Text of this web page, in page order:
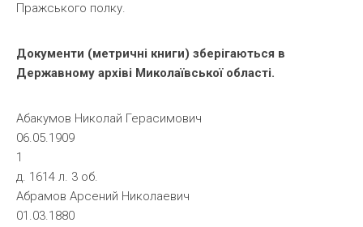
Пражського полку.
Документи (метричні книги) зберігаються в
Державному архіві Миколаївської області.
Абакумов Николай Герасимович
06.05.1909
1
д. 1614 л. 3 об.
Абрамов Арсений Николаевич
01.03.1880